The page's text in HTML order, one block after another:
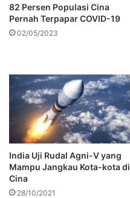
82 Persen Populasi Cina
Pernah Terpapar COVID-19
02/05/2023
India Uji Rudal Agni-V yang
Mampu Jangkau Kota-kota di
Cina
28/10/2021